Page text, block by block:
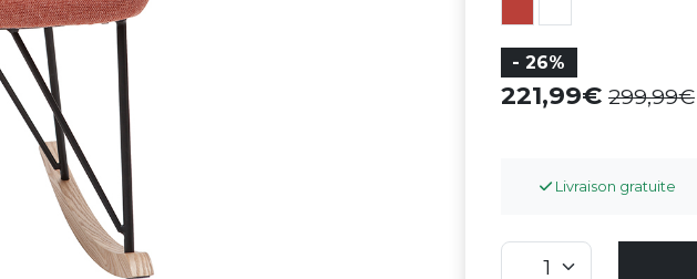
- 26%
221,99 299,99
Livraison gratuite